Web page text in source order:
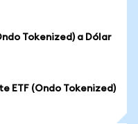
Tokenized) a Dólar
ETF (Ondo Tokenized)